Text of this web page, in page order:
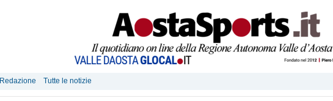
Redazione Tutte le notizie